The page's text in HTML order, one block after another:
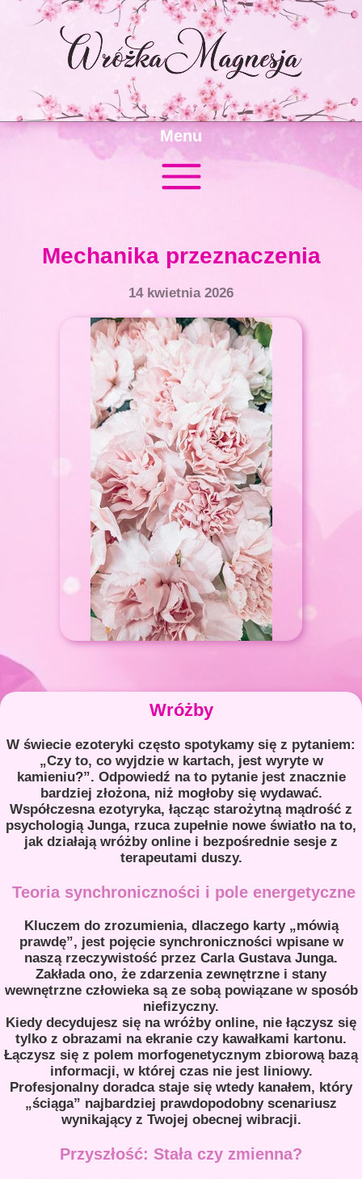
14 kwietnia 2026
Mechanika przeznaczenia
Wróżby
W świecie ezoteryki często spotykamy się z pytaniem:
„Czy to, co wyjdzie w kartach, jest wyryte w
kamieniu?”. Odpowiedź na to pytanie jest znacznie
bardziej złożona, niż mogłoby się wydawać.
Współczesna ezotyryka, łącząc starożytną mądrość z
psychologią Junga, rzuca zupełnie nowe światło na to,
jak działają wróżby online i bezpośrednie sesje z
terapeutami duszy.
Teoria synchroniczności i pole energetyczne
Kluczem do zrozumienia, dlaczego karty „mówią
prawdę”, jest pojęcie synchroniczności wpisane w
naszą rzeczywistość przez Carla Gustava Junga.
Zakłada ono, że zdarzenia zewnętrzne i stany
wewnętrzne człowieka są ze sobą powiązane w sposób
niefizyczny.
Kiedy decydujesz się na wróżby online, nie łączysz się
tylko z obrazami na ekranie czy kawałkami kartonu.
Łączysz się z polem morfogenetycznym zbiorową bazą
informacji, w której czas nie jest liniowy.
Profesjonalny doradca staje się wtedy kanałem, który
„ściąga” najbardziej prawdopodobny scenariusz
wynikający z Twojej obecnej wibracji.
Przyszłość: Stała czy zmienna?
Menu